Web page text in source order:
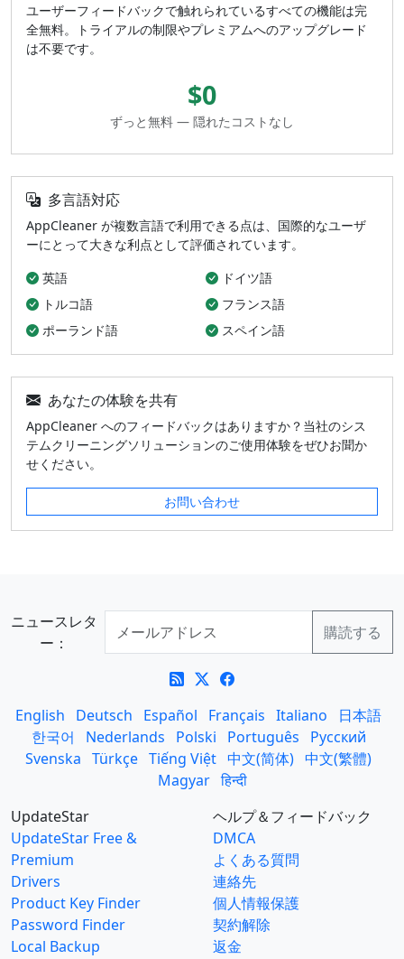
ユーザーフィードバックで触れられているすべての機能は完
全無料。トライアルの制限やプレミアムへのアップグレード
は不要です。
$0
ずっと無料 — 隠れたコストなし
多言語対応
AppCleaner が複数言語で利用できる点は、国際的なユーザ
ーにとって大きな利点として評価されています。
英語
ドイツ語
トルコ語
フランス語
ポーランド語
スペイン語
あなたの体験を共有
AppCleaner へのフィードバックはありますか？当社のシス
テムクリーニングソリューションのご使用体験をぜひお聞か
せください。
お問い合わせ
ニュースレタ
ー：
English Deutsch Español Français Italiano
日本語
한국어
Nederlands Polski Português
Русский
Svenska Türkçe Tiếng Việt 中文(简体) 中文(繁體)
Magyar हिन्दी
UpdateStar
UpdateStar Free &
Premium
Drivers
Product Key Finder
Password Finder
Local Backup
ヘルプ＆フィードバック
DMCA
よくある質問
連絡先
個人情報保護
契約解除
返金